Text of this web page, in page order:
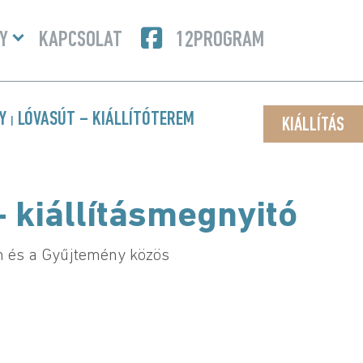
Menü
lenyitásaKAPCSOLAT 12PROGRAM
KIÁLLÍTÁS
LÓVASÚT – KIÁLLÍTÓTEREM
kiállításmegnyitó
a Gyűjtemény közös